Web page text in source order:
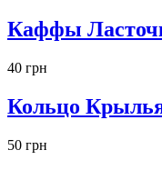
Каффы
40 грн
Кольцо
50 грн